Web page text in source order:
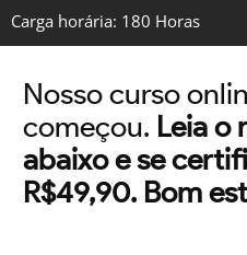
Carga horária: 180 Horas
Nosso curso
começou. Leia o
abaixo e se
R$49,90. Bom